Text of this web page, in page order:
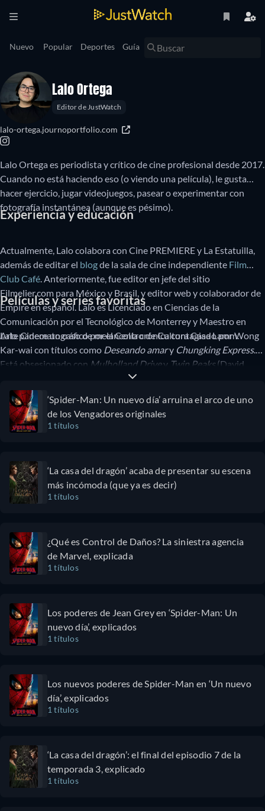
Nuevo Popular Deportes Guía
Lalo Ortega
Editor de JustWatch
lalo-ortega.journoportfolio.com
Lalo Ortega es periodista y crítico de cine profesional desde 2017.
Cuando no está haciendo eso (o viendo una película), le gusta
hacer ejercicio, jugar videojuegos, pasear o experimentar con
fotografía instantánea (aunque es pésimo).
Experiencia y educación
Actualmente, Lalo colabora con Cine PREMIERE y La Estatuilla,
además de editar el blogde la sala de cine independiente Film
Club Café . Anteriormente, fue editor en jefe del sitio
Filmelier.com para México y Brasil, y editor web y colaborador de
Empire en español. Lalo es Licenciado en Ciencias de la
Comunicación por el Tecnológico de Monterrey y Maestro en
Arte Cinematográfico por el Centro de Cultura Casa Lamm.
Películas y series favoritas
Lalo padece un caso de melancolía crónica contagiado por Wong
Kar-wai con títulos como Deseando amary Chungking Express.
Está obsesionado con Mulholland Drivey Twin Peaks(David
(Edward Yang),
Lowery) y
Pressburger). Tiene alergia a Vin Diesel.
‘Spider-Man: Un nuevo día’ arruina el arco de uno
de los Vengadores originales
1 títulos
‘La casa del dragón’ acaba de presentar su escena
más incómoda (que ya es decir)
1 títulos
¿Qué es Control de Daños? La siniestra agencia
de Marvel, explicada
1 títulos
Los poderes de Jean Grey en ‘Spider-Man: Un
nuevo día’, explicados
1 títulos
Los nuevos poderes de Spider-Man en ‘Un nuevo
día’, explicados
1 títulos
‘La casa del dragón’: el final del episodio 7 de la
temporada 3, explicado
1 títulos